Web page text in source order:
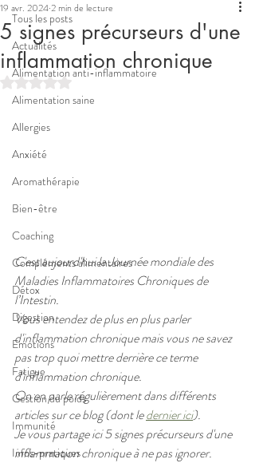
Tous les posts
Actualités
Alimentation anti-inflammatoire
Alimentation saine
Allergies
Anxiété
Aromathérapie
Bien-être
Coaching
Compléments alimentaires
Détox
Digestion
Emotions
Fatigue
Gestion du poids
Immunité
Infos-pratiques
5 signes précurseurs d'une
inflammation chronique
19 avr. 20242 min de lecture
Noté NaN étoiles sur 5.
C'est aujourd'hui la Journée mondiale des
Maladies Inflammatoires Chroniques de
l’Intestin.
Vous entendez de plus en plus parler
d'inflammation chronique mais vous ne savez
pas trop quoi mettre derrière ce terme
d'inflammation chronique.
On en parle régulièrement dans différents
articles sur ce blog (dont le dernier ici).
Je vous partage ici 5 signes précurseurs d'une
inflammation chronique à ne pas ignorer.